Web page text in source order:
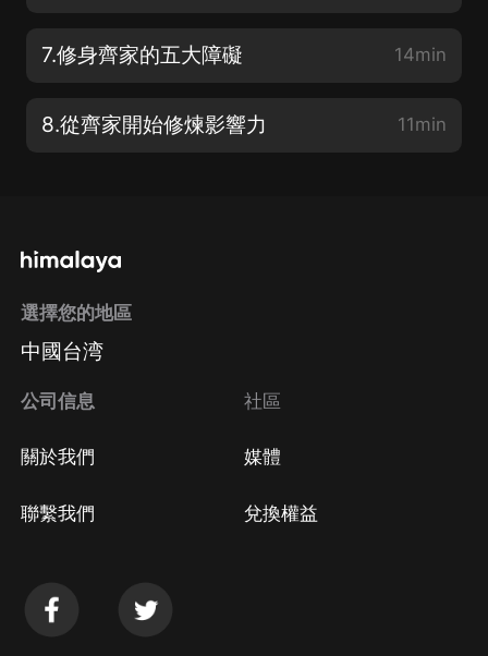
7.修身齊家的五大障礙 14min
8.從齊家開始修煉影響力 11min
選擇您的地區
中國台湾
公司信息
關於我們
聯繫我們
社區
媒體
兌換權益